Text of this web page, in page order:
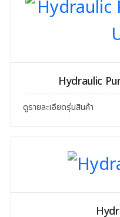
Hydraulic
ดูรายละเอียดรุ่นสินค้า